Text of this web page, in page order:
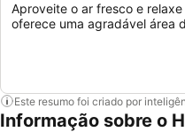
Aproveite o ar fresco e
oferece uma agradável área
Este resumo foi criado por
Informação sobre o